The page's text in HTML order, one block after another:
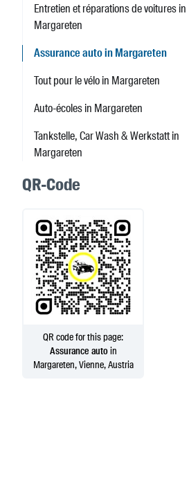
Entretien et réparations de voitures in
Margareten
Assurance auto in Margareten
Tout pour le vélo in Margareten
Auto-écoles in Margareten
Tankstelle, Car Wash & Werkstatt in
Margareten
QR-Code
QR code for this page:
Assurance autoin
Margareten, Vienne, Austria